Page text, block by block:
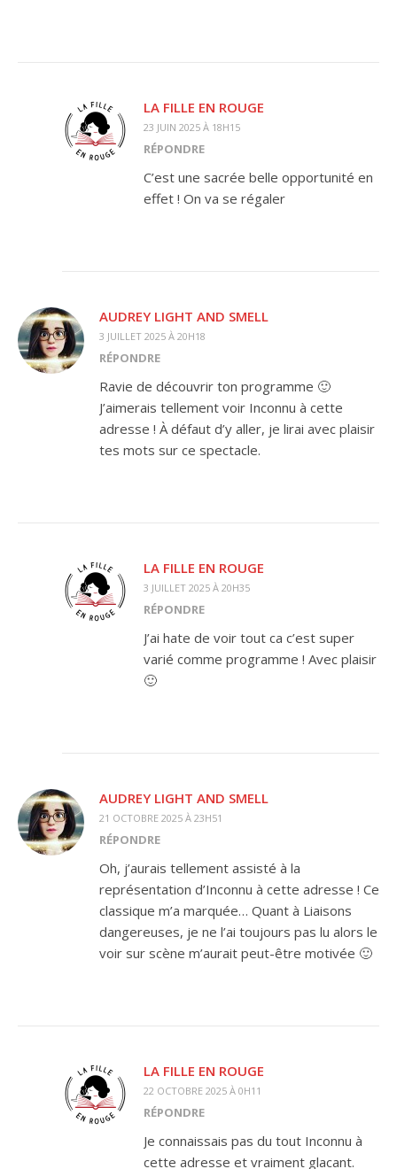
LA FILLE EN ROUGE
23 JUIN 2025 À 18H15
RÉPONDRE
C’est une sacrée belle opportunité en
effet ! On va se régaler
AUDREY LIGHT AND SMELL
3 JUILLET 2025 À 20H18
RÉPONDRE
Ravie de découvrir ton programme 🙂
J’aimerais tellement voir Inconnu à cette
adresse ! À défaut d’y aller, je lirai avec plaisir
tes mots sur ce spectacle.
LA FILLE EN ROUGE
3 JUILLET 2025 À 20H35
RÉPONDRE
J’ai hate de voir tout ca c’est super
varié comme programme ! Avec plaisir
🙂
AUDREY LIGHT AND SMELL
21 OCTOBRE 2025 À 23H51
RÉPONDRE
Oh, j’aurais tellement assisté à la
représentation d’Inconnu à cette adresse ! Ce
classique m’a marquée… Quant à Liaisons
dangereuses, je ne l’ai toujours pas lu alors le
voir sur scène m’aurait peut-être motivée 🙂
LA FILLE EN ROUGE
22 OCTOBRE 2025 À 0H11
RÉPONDRE
Je connaissais pas du tout Inconnu à
cette adresse et vraiment glacant.